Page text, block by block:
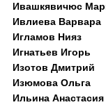
Ивашкявичюс
Ивлиева Варвара
Игламов Нияз
Игнатьев Игорь
Изотов Дмитрий
Изюмова Ольга
Ильина Анастасия